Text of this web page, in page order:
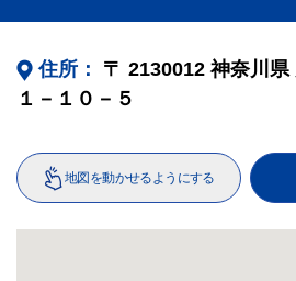
住所： 〒 2130012 神奈川県
１－１０－５
地図を動かせるようにする